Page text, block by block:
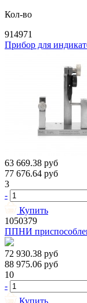
Кол-во
914971
Прибор для
63 669.38 руб
77 676.64 руб
3
-
Купить
1050379
ППНИ
72 930.38 руб
88 975.06 руб
10
-
Купить